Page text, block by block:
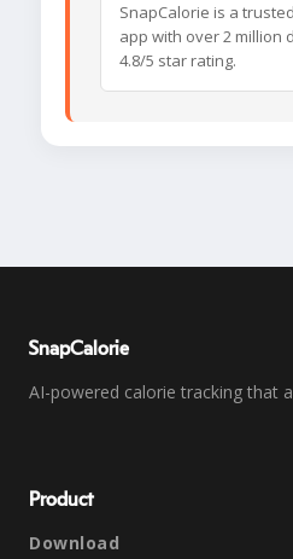
SnapCalorie is a
app with over 2 million
4.8/5 star rating.
SnapCalorie
AI-powered calorie tracking that
Product
Download